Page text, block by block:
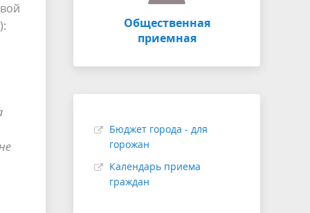
Общественная
приемная
Бюджет города - для
горожан
Календарь приема
граждан